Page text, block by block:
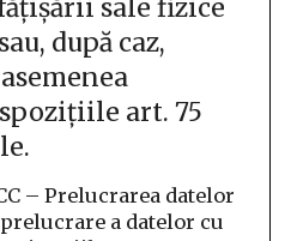
sale fizice
după caz,
art. 75
– Prelucrarea datelor
a datelor cu